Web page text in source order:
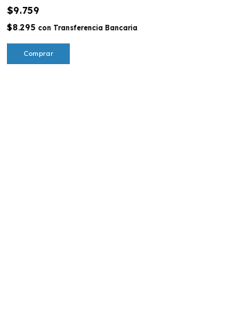
$9.759
$8.295 con Transferencia Bancaria